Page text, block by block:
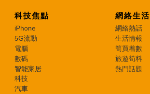
科技焦點
iPhone
5G流動
電腦
數碼
智能家居
科技
汽車
網絡生活
網絡熱話
生活情報
筍買着數
旅遊筍料
熱門話題